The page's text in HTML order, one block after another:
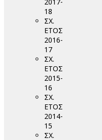
18
ΣΧ.
ΕΤΟΣ
2016-
17
ΣΧ.
ΕΤΟΣ
2015-
16
ΣΧ.
ΕΤΟΣ
2014-
15
ΣΧ.